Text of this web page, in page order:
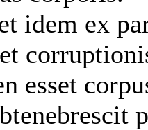
idem ex
esset